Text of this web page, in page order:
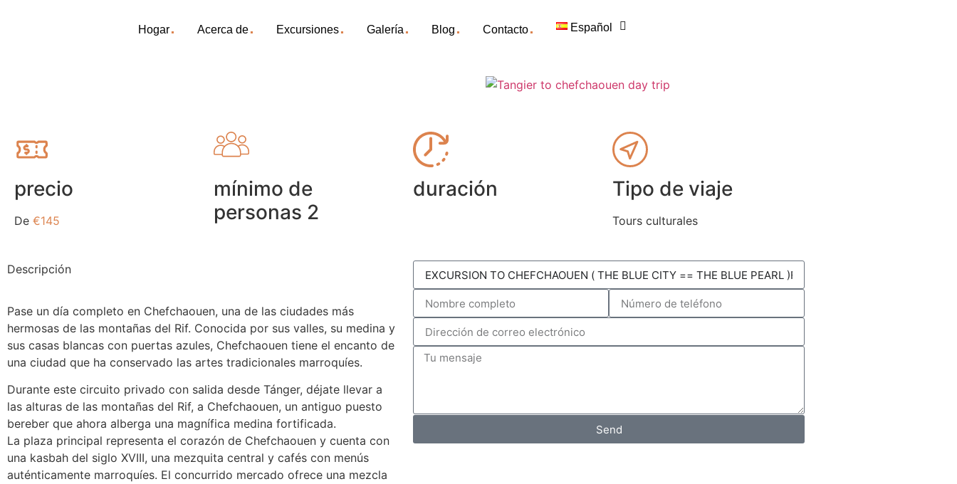
Hogar. Acerca de. Excursiones. Galería. Blog. Contacto. Español
precio
De €145
mínimo de
personas 2
duración Tipo de viaje
Tours culturales
Descripción
Pase un día completo en Chefchaouen, una de las ciudades más
hermosas de las montañas del Rif. Conocida por sus valles, su medina y
sus casas blancas con puertas azules, Chefchaouen tiene el encanto de
una ciudad que ha conservado las artes tradicionales marroquíes.
Durante este circuito privado con salida desde Tánger, déjate llevar a
las alturas de las montañas del Rif, a Chefchaouen, un antiguo puesto
bereber que ahora alberga una magnífica medina fortificada.
La plaza principal representa el corazón de Chefchaouen y cuenta con
una kasbah del siglo XVIII, una mezquita central y cafés con menús
auténticamente marroquíes. El concurrido mercado ofrece una mezcla
Send